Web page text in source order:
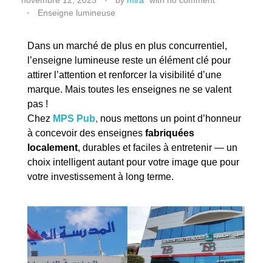
Enseigne lumineuse
Dans un marché de plus en plus concurrentiel,
l’enseigne lumineuse reste un élément clé pour
attirer l’attention et renforcer la visibilité d’une
marque. Mais toutes les enseignes ne se valent
pas !
Chez MPS Pub, nous mettons un point d’honneur
à concevoir des enseignes fabriquées
localement, durables et faciles à entretenir — un
choix intelligent autant pour votre image que pour
votre investissement à long terme.